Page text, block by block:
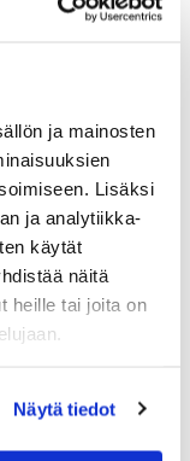
ja mainosten
Lisäksi
ja analytiikka-
käytät
näitä
heille tai joita on
Näytä tiedot
niiden